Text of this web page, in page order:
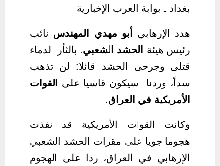
بغداد ـ بوابة العرب الإخبارية
هدد الإرهابي أبو مهدي المهندس نائب
رئيس هيئة الحشد الشعبي، بالثأر لدماء
قتلى وجرحى الحشد قائلا: لن تذهب
سداً، وردنا سيكون قاسيا على القوات
الأمريكية في العراق.
وكانت القوات الأمريكية قد نفذت
هجوما جويا على مقرات الحشد الشعبي
الإرهابي في العراق، ردا على الهجوم